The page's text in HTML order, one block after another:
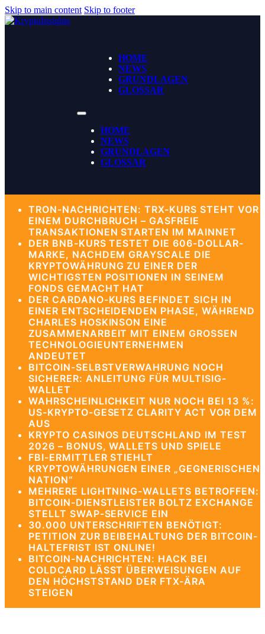
Skip to main content Skip to footer
HOME
NEWS
GRUNDLAGEN
GLOSSAR
HOME
NEWS
GRUNDLAGEN
GLOSSAR
TRON-NACHRICHTEN: TRX-KURS STEHT VOR
EINEM DURCHBRUCH – GASFREIE
TRANSAKTIONEN STARTEN IM MAINNET
DER BNB-KURS TESTET DIE 606-DOLLAR-
MARKE, NACHDEM GRAYSCALE DIE
KRYPTOWÄHRUNG ZU EINER DER
WICHTIGSTEN POSITIONEN IN SEINEM
FONDS GEMACHT HAT
DER CARDANO-KURS BEFINDET SICH IN
EINER ENTSCHEIDENDEN PHASE, WÄHREND
CHARLES HOSKINSON EINE
ZUSAMMENARBEIT MIT EINEM GROSSEN T
ECHNOLOGIEUNTERNEHMEN A
NDEUTET
BITCOIN-SELBSTVERWAHRUNG NOCH
SICHERER: ANLEITUNG FÜR MULTISIG-
WALLET
WAHRSCHEINLICHKEIT NUR NOCH BEI 13 %:
US-KRYPTO-GESETZ CLARITY ACT VOR DEM
AUS
KRYPTO CASINOS DEUTSCHLAND IM TEST
2026 – BONUS, WALLETS UND SPIELE
FBI-ERMITTLER STIEHLT
KRYPTOWÄHRUNGEN EINER „GEGNERISCHEN
NATION“
MEHRERE LIGHTNING-WALLETS BETROFFEN:
BITCOIN-DIENSTLEISTER BOLTZ EXCHANGE
STELLT SWAP-SERVICE EIN
30.000 UNTERSCHRIFTEN BENÖTIGT:
PETITION ZUR BEIBEHALTUNG DER BITCOIN-
HALTEFRIST IST ONLINE!
BITCOIN-NACHRICHTEN: HACK BEI
COLDCARD LÄSST ÜBERWEISUNGEN AUF
DEN HÖCHSTSTAND DER FTX-ÄRA
STEIGEN